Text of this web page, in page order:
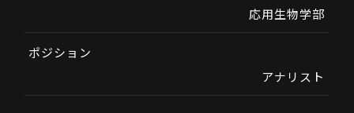
応用生物学部
ポジション
アナリスト